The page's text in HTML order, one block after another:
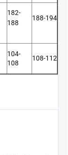
182-
188
188-194
104-
108
108-112